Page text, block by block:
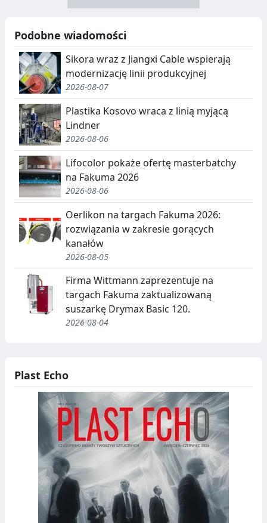
N
I
E
,
S
E
G
R
E
G
A
C
J
A
,
R
K
L
I
N
G
T
B
U
C
J
A
O
D
B
I
O
Podobne wiadomości
Sikora wraz z Jiangxi Cable wspierają
modernizację linii produkcyjnej
2026-08-07
Plastika Kosovo wraca z linią myjącą
Lindner
2026-08-06
Lifocolor pokaże ofertę masterbatchy
na Fakuma 2026
2026-08-06
Oerlikon na targach Fakuma 2026:
rozwiązania w zakresie gorących
kanałów
2026-08-05
Firma Wittmann zaprezentuje na
targach Fakuma zaktualizowaną
suszarkę Drymax Basic 120.
2026-08-04
Plast Echo